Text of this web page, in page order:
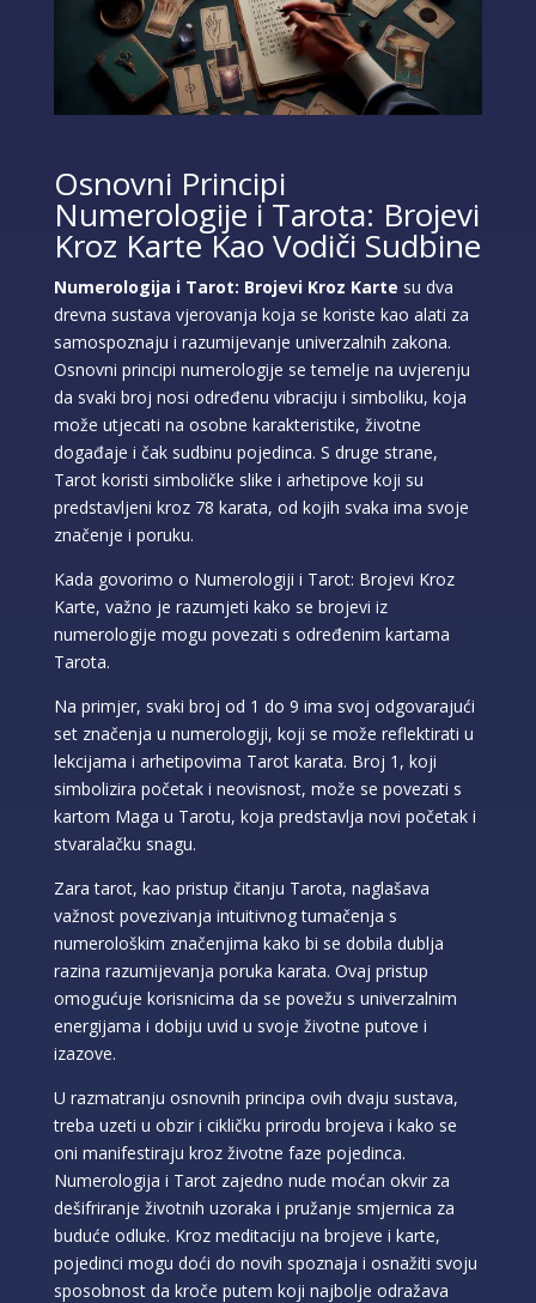
Osnovni Principi
Numerologije i Tarota: Brojevi
Kroz Karte Kao Vodiči Sudbine
Numerologija i Tarot: Brojevi Kroz Karte su dva
drevna sustava vjerovanja koja se koriste kao alati za
samospoznaju i razumijevanje univerzalnih zakona.
Osnovni principi numerologije se temelje na uvjerenju
da svaki broj nosi određenu vibraciju i simboliku, koja
može utjecati na osobne karakteristike, životne
događaje i čak sudbinu pojedinca. S druge strane,
Tarot koristi simboličke slike i arhetipove koji su
predstavljeni kroz 78 karata, od kojih svaka ima svoje
značenje i poruku.
Kada govorimo o Numerologiji i Tarot: Brojevi Kroz
Karte, važno je razumjeti kako se brojevi iz
numerologije mogu povezati s određenim kartama
Tarota.
Na primjer, svaki broj od 1 do 9 ima svoj odgovarajući
set značenja u numerologiji, koji se može reflektirati u
lekcijama i arhetipovima Tarot karata. Broj 1, koji
simbolizira početak i neovisnost, može se povezati s
kartom Maga u Tarotu, koja predstavlja novi početak i
stvaralačku snagu.
Zara tarot, kao pristup čitanju Tarota, naglašava
važnost povezivanja intuitivnog tumačenja s
numerološkim značenjima kako bi se dobila dublja
razina razumijevanja poruka karata. Ovaj pristup
omogućuje korisnicima da se povežu s univerzalnim
energijama i dobiju uvid u svoje životne putove i
izazove.
U razmatranju osnovnih principa ovih dvaju sustava,
treba uzeti u obzir i cikličku prirodu brojeva i kako se
oni manifestiraju kroz životne faze pojedinca.
Numerologija i Tarot zajedno nude moćan okvir za
dešifriranje životnih uzoraka i pružanje smjernica za
buduće odluke. Kroz meditaciju na brojeve i karte,
pojedinci mogu doći do novih spoznaja i osnažiti svoju
sposobnost da kroče putem koji najbolje odražava